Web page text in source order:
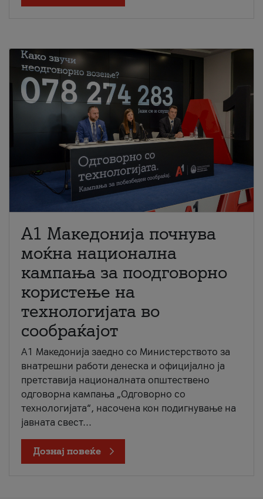
A1 Македонија почнува
моќна национална
кампања за поодговорно
користење на
технологијата во
сообраќајот
A1 Македонија заедно со Министерството за
внатрешни работи денеска и официјално ја
претставија националната општествено
одговорна кампања „Одговорно со
технологијата“, насочена кон подигнување на
јавната свест...
Дознај повеќе